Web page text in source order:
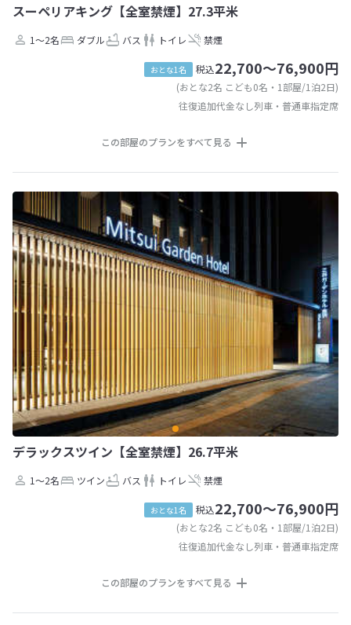
スーペリアキング【全室禁煙】27.3平米
1～2名 ダブル バス トイレ 禁煙
おとな1名 税込22,700～76,900円
(おとな2名 こども0名・1部屋/1泊2日)
往復追加代金なし列車・普通車指定席
この部屋のプランをすべて見る
デラックスツイン【全室禁煙】26.7平米
1～2名 ツイン バス トイレ 禁煙
おとな1名 税込22,700～76,900円
(おとな2名 こども0名・1部屋/1泊2日)
往復追加代金なし列車・普通車指定席
この部屋のプランをすべて見る